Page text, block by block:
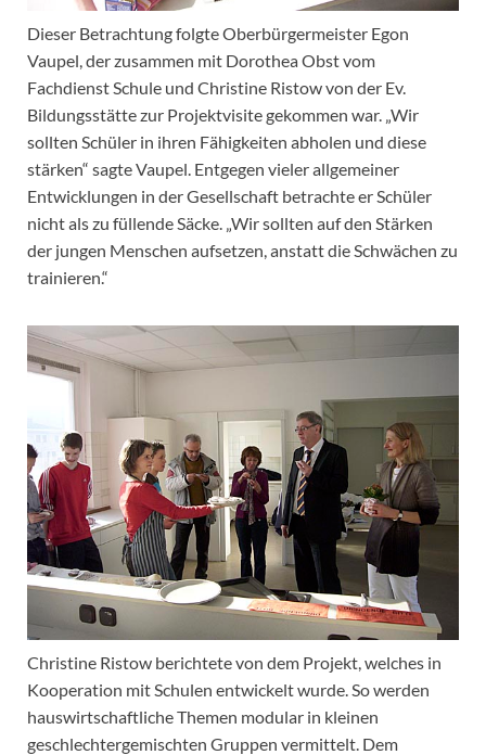
Dieser Betrachtung folgte Oberbürgermeister Egon
Vaupel, der zusammen mit Dorothea Obst vom
Fachdienst Schule und Christine Ristow von der Ev.
Bildungsstätte zur Projektvisite gekommen war. „Wir
sollten Schüler in ihren Fähigkeiten abholen und diese
stärken“ sagte Vaupel. Entgegen vieler allgemeiner
Entwicklungen in der Gesellschaft betrachte er Schüler
nicht als zu füllende Säcke. „Wir sollten auf den Stärken
der jungen Menschen aufsetzen, anstatt die Schwächen zu
trainieren.“
Christine Ristow berichtete von dem Projekt, welches in
Kooperation mit Schulen entwickelt wurde. So werden
hauswirtschaftliche Themen modular in kleinen
geschlechtergemischten Gruppen vermittelt. Dem